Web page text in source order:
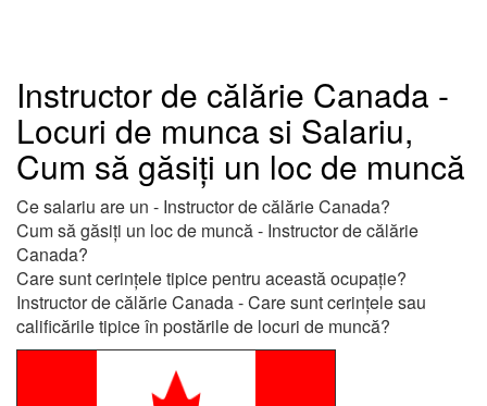
Instructor de călărie Canada -
Locuri de munca si Salariu,
Cum să găsiți un loc de muncă
Ce salariu are un - Instructor de călărie Canada?
Cum să găsiți un loc de muncă - Instructor de călărie
Canada?
Care sunt cerințele tipice pentru această ocupație?
Instructor de călărie Canada - Care sunt cerințele sau
calificările tipice în postările de locuri de muncă?